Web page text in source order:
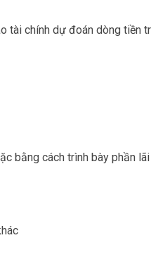
tài chính dự đoán dòng
bằng cách trình bày phần